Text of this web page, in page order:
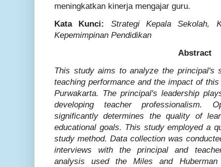
meningkatkan kinerja mengajar guru.
Kata Kunci:
Strategi Kepala Sekolah,
Kepemimpinan Pendidikan
Abstract
This study aims to analyze the principal's
teaching performance and the impact of
Purwakarta. The principal's leadership
developing teacher professionalism.
significantly determines the quality of
educational goals. This study employed a
study method. Data collection was
interviews with the principal and
analysis used the Miles and